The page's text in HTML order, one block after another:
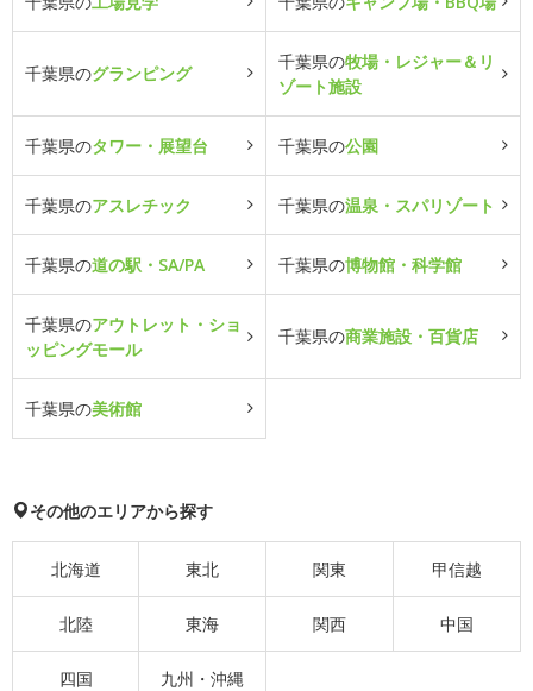
千葉県のグランピング
千葉県の牧場・レジャー＆リ
ゾート施設
千葉県のタワー・展望台 千葉県の公園
千葉県のアスレチック 千葉県の温泉・スパリゾート
千葉県の道の駅・SA/PA 千葉県の博物館・科学館
千葉県のアウトレット・ショ
ッピングモール
千葉県の商業施設・百貨店
千葉県の美術館
その他のエリアから探す
北海道 東北 関東 甲信越
北陸 東海 関西 中国
四国 九州・沖縄